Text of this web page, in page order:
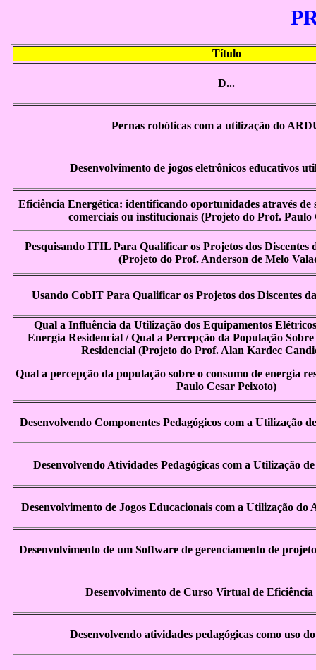
Título
D...
Pernas robóticas com a utilização do
Desenvolvimento de jogos eletrônicos educativos
Eficiência Energética: identificando oportunidades através de
comerciais ou institucionais (Projeto do Prof. Paulo
Pesquisando ITIL Para Qualificar os Projetos dos Discentes
(Projeto do Prof. Anderson de Melo
Usando CobIT Para Qualificar os Projetos dos Discentes
Qual a Influência da Utilização dos Equipamentos
Energia Residencial / Qual a Percepção da População
Residencial (Projeto do Prof. Alan Kardec
Qual a percepção da população sobre o consumo de energia
Paulo Cesar Peixoto)
Desenvolvendo Componentes Pedagógicos com a Utilização
Desenvolvendo Atividades Pedagógicas com a Utilização
Desenvolvimento de Jogos Educacionais com a Utilização do
Desenvolvimento de um Software de gerenciamento de
Desenvolvimento de Curso Virtual de Eficiência
Desenvolvendo atividades pedagógicas como uso